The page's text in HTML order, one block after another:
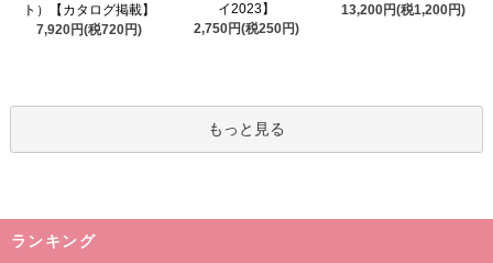
ト）【カタログ掲載】
7,920円(税720円)
イ2023】
2,750円(税250円)
13,200円(税1,200円)
もっと見る
ランキング